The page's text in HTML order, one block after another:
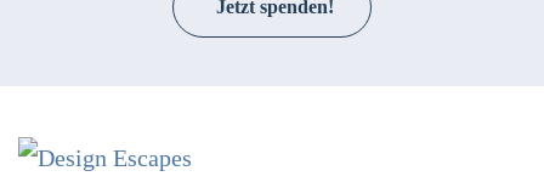
Jetzt spenden!